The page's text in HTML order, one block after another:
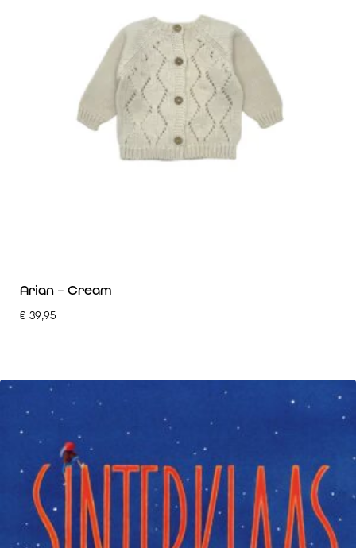
Arian – Cream
€ 39,95